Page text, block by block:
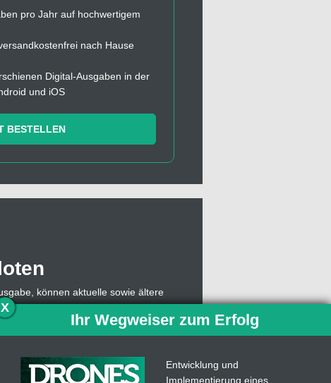
pro Jahr auf hochwertigem
nach Hause
Digital-Ausgaben in der
und iOS
BESTELLEN
können aktuelle sowie ältere
muss sich dazu lediglich mit einer
die Abonummer eingeben,
Abo weiterhin Einzelausgaben des
X
Ihr Wegweiser zum Erfolg
Entwicklung und
Implementierung eines